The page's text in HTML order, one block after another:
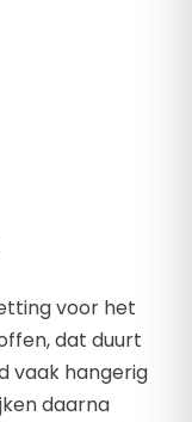
voor het
dat duurt
vaak hangerig
daarna